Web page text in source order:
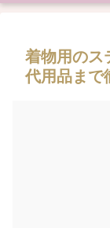
着物用のス
代用品まで